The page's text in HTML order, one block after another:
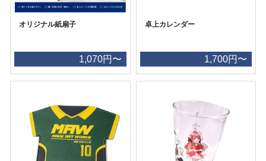
オリジナル紙扇子
1,070円〜
卓上カレンダー
1,700円〜